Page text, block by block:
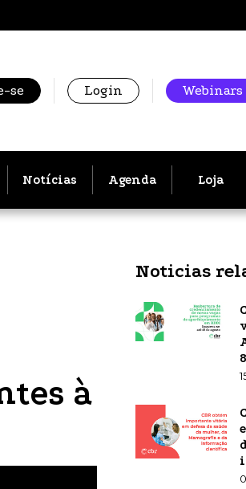
se Login Webinars
Notícias Agenda Loja
à
Noticias